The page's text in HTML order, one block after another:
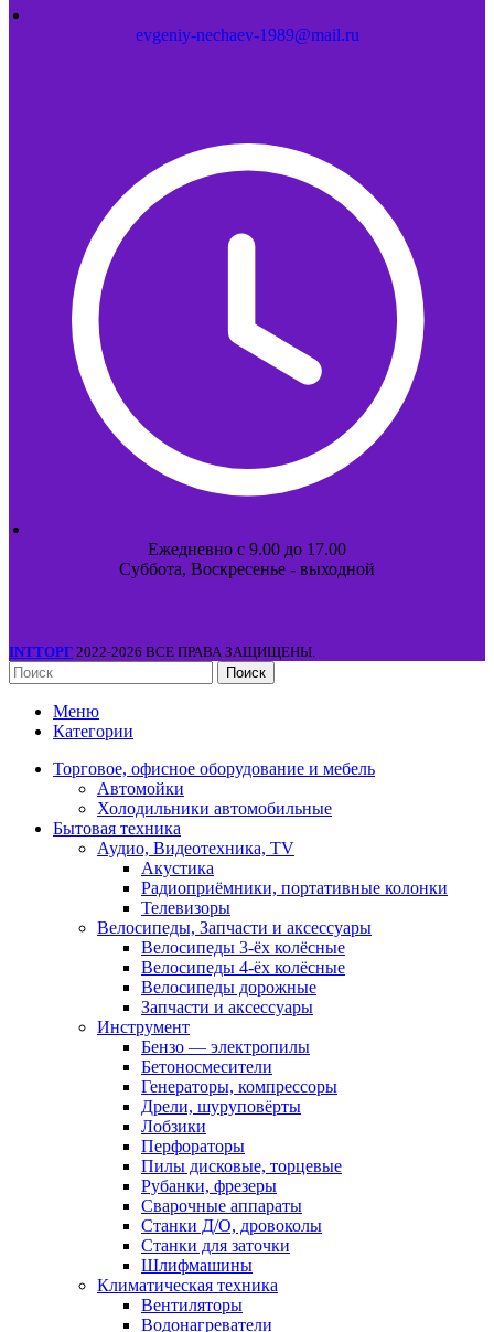
evgeniy-nechaev-1989@mail.ru
Ежедневно с 9.00 до 17.00
Суббота, Воскресенье - выходной
INTТОРГ 2022-2026 ВСЕ ПРАВА ЗАЩИЩЕНЫ.
Поиск
Меню
Категории
Торговое, офисное оборудование и мебель
Автомойки
Холодильники автомобильные
Бытовая техника
Аудио, Видеотехника, TV
Акустика
Радиоприёмники, портативные колонки
Телевизоры
Велосипеды, Запчасти и аксессуары
Велосипеды 3-ёх колёсные
Велосипеды 4-ёх колёсные
Велосипеды дорожные
Запчасти и аксессуары
Инструмент
Бензо — электропилы
Бетоносмесители
Генераторы, компрессоры
Дрели, шуруповёрты
Лобзики
Перфораторы
Пилы дисковые, торцевые
Рубанки, фрезеры
Сварочные аппараты
Станки Д/О, дровоколы
Станки для заточки
Шлифмашины
Климатическая техника
Вентиляторы
Водонагреватели